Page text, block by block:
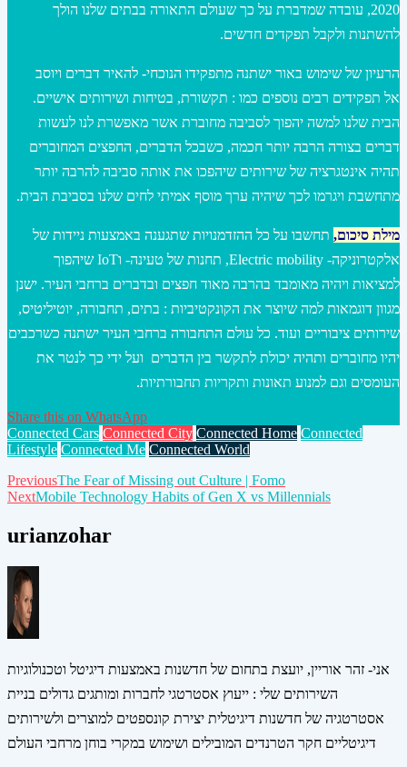
2020, עובדה שמדברת על כך שעולם התאורה בבתים שלנו הולך
להשתנות ולקבל תפקדים חדשים.
הרעיון של שימוש באור ישתנה מתפקידו הנוכחי- להאיר דברים ויוסב
אל תפקידים רבים נוספים כמו : תקשורת, בטיחות ושירותים אישיים.
הבית שלנו למשה יהפוך לסביבה מחוברת אשר מאפשרת לנו לעשות
דברים בצורה הרבה יותר חכמה, כשבכל הדברים, החפצים המחוברים
תהיה אינטגרציה של שירותים שיהפכו את אותה סביבה להרבה יותר
מתחשבת ויגרמו לכך שיהיה ערך מוסף אמיתי לחים שלנו בסביבת הבית.
מילת סיכום, תחשבו על כל ההזדמנויות שתגענה באמצעות ניידות של
אלקטרוניקה- Electric mobility, תחנות של טעינה- וIoT שיהפוך
למציאות ויהיה מאומבד בהרבה מאוד חפצים ובדברים ברחבי העיר. ישנן
מגוון דוגמאות למה שיוצר את הקונקטיביות : בתים, תחבורה, יוטיליטיס,
שירותים ציבוריים ועוד. כל עולם התחבורה ברחבי העיר ישתנה כשרכבים
יהיו מחוברים ותהיה יכולת לתקשר בין הדברים ועל ידי כך לנטר את
העומסים וגם למנוע תאונות ותקריות תחבורתיות.
Share this on WhatsApp
Connected Cars Connected City Connected Home Connected
Lifestyle Connected Me Connected World
Post
navigation
PreviousThe Fear of Missing out Culture | Fomo
NextMobile Technology Habits of Gen X vs Millennials
urianzohar
אני- זהר אוריין, יועצת בתחום של חדשנות באמצעות דיגיטל וטכנולוגיות
השירותים שלי : ייעוץ אסטרטגי לחברות ומותגים גדולים בניית
אסטרטגיה של חדשנות דיגיטלית יצירת קונספטים למוצרים ולשירותים
דיגיטליים חקר הטרנדים המובילים ושימוש במקרי בוחן מרחבי העולם